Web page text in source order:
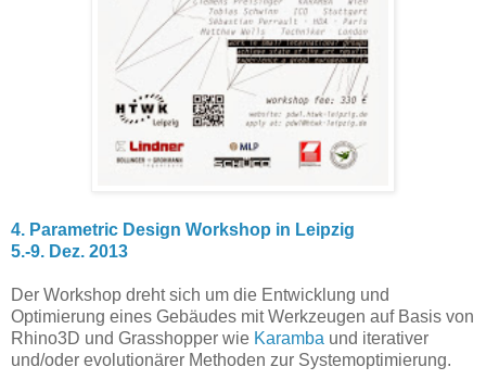
4. Parametric Design Workshop in Leipzig
5.-9. Dez. 2013
Der Workshop dreht sich um die Entwicklung und
Optimierung eines Gebäudes mit Werkzeugen auf Basis von
Rhino3D und Grasshopper wie Karamba und iterativer
und/oder evolutionärer Methoden zur Systemoptimierung.